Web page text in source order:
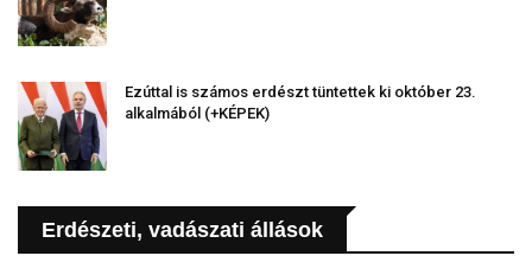
Ezúttal is számos erdészt tüntettek ki október 23.
alkalmából (+KÉPEK)
Erdészeti, vadászati állások